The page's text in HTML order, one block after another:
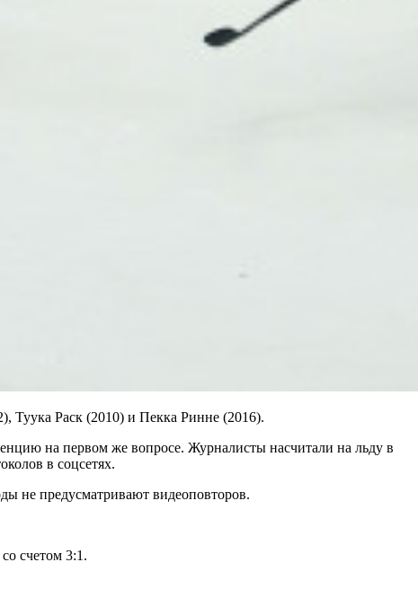
Туука Раск (2010) и Пекка Ринне (2016).
на первом же вопросе. Журналисты насчитали на льду в
в соцсетях.
не предусматривают видеоповторов.
счетом 3:1.